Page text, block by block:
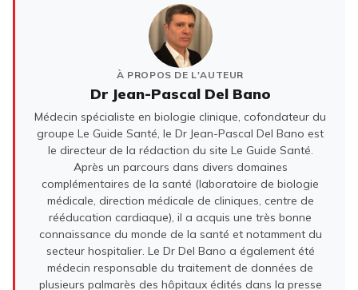
À PROPOS DE L'AUTEUR
Dr Jean-Pascal Del Bano
Médecin spécialiste en biologie clinique, cofondateur du
groupe Le Guide Santé, le Dr Jean-Pascal Del Bano est
le directeur de la rédaction du site Le Guide Santé.
Après un parcours dans divers domaines
complémentaires de la santé (laboratoire de biologie
médicale, direction médicale de cliniques, centre de
rééducation cardiaque), il a acquis une très bonne
connaissance du monde de la santé et notamment du
secteur hospitalier. Le Dr Del Bano a également été
médecin responsable du traitement de données de
plusieurs palmarès des hôpitaux édités dans la presse